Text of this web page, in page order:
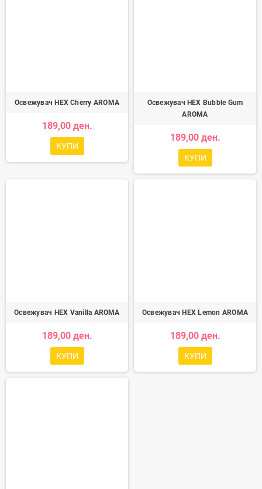
Освежувач HEX Cherry AROMA
189,00 ден.
КУПИ
Освежувач HEX Bubble Gum
AROMA
189,00 ден.
КУПИ
Освежувач HEX Vanilla AROMA
189,00 ден.
КУПИ
Освежувач HEX Lemon AROMA
189,00 ден.
КУПИ